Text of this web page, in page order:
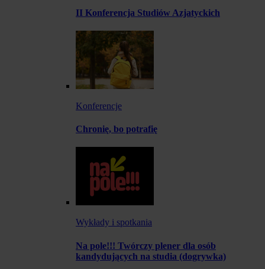
II Konferencja Studiów Azjatyckich
Konferencje
Chronię, bo potrafię
Wykłady i spotkania
Na pole!!! Twórczy plener dla osób
kandydujących na studia (dogrywka)